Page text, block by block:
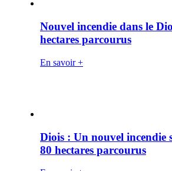
Nouvel incendie dans le
hectares parcourus
En savoir +
Diois : Un nouvel incendie
80 hectares parcourus